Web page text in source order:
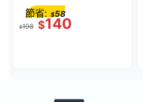
38759001
$198 $140
節省: $58